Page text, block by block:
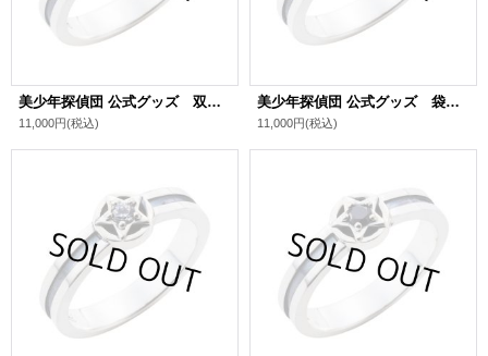
美少年探偵団 公式グッズ 双頭院学 シルバーリング
11,000円(税込)
美少年探偵団 公式グッズ 袋井満 シルバーリング
11,000円(税込)